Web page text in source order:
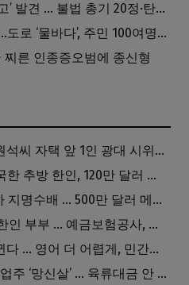
보복운전 수사하다 ‘무기고’ 발견 … 불법 총기 20정·탄약 2만 발 압수
할리웃 수도관 또 터졌다…도로 ‘물바다’, 주민 100여명 영향
찌른 인종증오범에 종신형
[화제] “내 돈 갚아라” 김원석씨 자택 앞 1인 광대 시위 … 한인 투자사, “108만 달러 못받아”
위조여권으로 미국 재입국한 추방 한인, 120만 달러 은행 사기 행각
연방 당국, LA 한인 간호사 지명수배 … 500만 달러 메디캐어 사기, 선고 직전 한국 도주
’10억 빚’ 안갚고 미국 온 한인 부부 … 예금보험공사, 미국서 소송
[이민]시민권 시험 확 바뀐다 … 영어 더 어렵게, 민간시험 도입 추진
[단독] OC 유명 한인식당 업주 ‘망신살’ … 육류대금 안 갚자 식당서 공개추심